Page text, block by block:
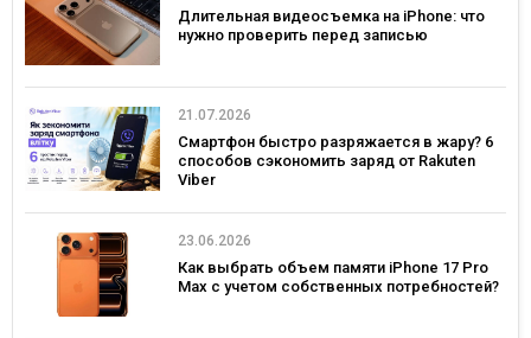
Длительная видеосъемка на iPhone: что
нужно проверить перед записью
21.07.2026
Смартфон быстро разряжается в жару? 6
способов сэкономить заряд от Rakuten
Viber
23.06.2026
Как выбрать объем памяти iPhone 17 Pro
Max с учетом собственных потребностей?